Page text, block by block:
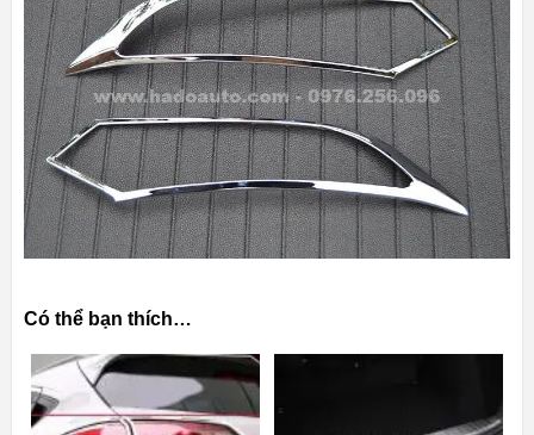
Có thể bạn thích…